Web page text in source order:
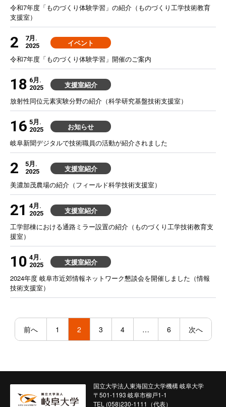
令和7年度「ものづくり体験学習」の紹介（ものづくり工学技術教育
支援室）
2
7月.
2025
イベント
令和7年度「ものづくり体験学習」開催のご案内
18 6月.
2025
支援室紹介
放射性同位元素実験分野の紹介（科学研究基盤技術支援室）
16 5月.
2025
お知らせ
岐阜新聞デジタルで技術職員の活動が紹介されました
2
5月.
2025
支援室紹介
美濃加茂農場の紹介（フィールド科学技術支援室）
21 4月.
2025
支援室紹介
工学部棟における通路ミラー設置の紹介（ものづくり工学技術教育支
援室）
10 4月.
2025
支援室紹介
2024年度 岐阜市近郊情報ネットワーク懇談会を開催しました（情報
技術支援室）
投
ペ
前へ 1 2 3 4 … 6 次へ
国立大学法人東海国立大学機構 岐阜大学
〒501-1193 岐阜市柳戸1-1
TEL (058)230-1111（代表）